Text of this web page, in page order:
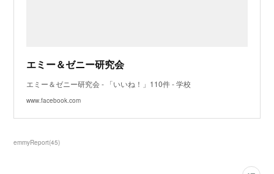
エミー＆ゼニー研究会
エミー＆ゼニー研究会 - 「いいね！」110件 - 学校
www.facebook.com
emmyReport(45)